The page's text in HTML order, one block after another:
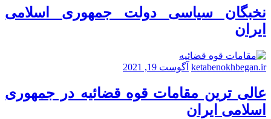
نخبگان سیاسی دولت جمهوری اسلامی
ایران
ketabenokhbegan.ir آگوست 19, 2021
عالی ترین مقامات قوه قضائیه در جمهوری
اسلامی ایران